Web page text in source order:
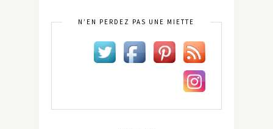
N’EN PERDEZ PAS UNE MIETTE